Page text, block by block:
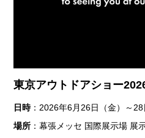
東京アウトドアショー
日時：2026年6月26日（金）～
場所 ：幕張メッセ 国際展示場 展